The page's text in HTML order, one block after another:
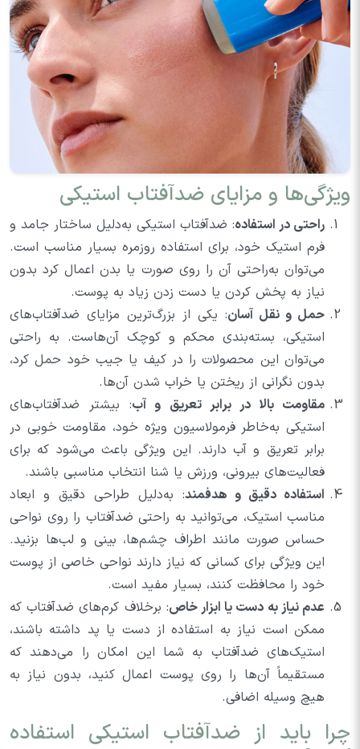
ویژگی‌ها و مزایای ضدآفتاب استیکی
راحتی در استفاده: ضدآفتاب استیکی به‌دلیل ساختار جامد و
فرم استیک خود، برای استفاده روزمره بسیار مناسب است.
می‌توان به‌راحتی آن را روی صورت یا بدن اعمال کرد بدون
نیاز به پخش کردن یا دست زدن زیاد به پوست.
حمل و نقل آسان: یکی از بزرگ‌ترین مزایای ضدآفتاب‌های
استیکی، بسته‌بندی محکم و کوچک آن‌هاست. به راحتی
می‌توان این محصولات را در کیف یا جیب خود حمل کرد،
بدون نگرانی از ریختن یا خراب شدن آن‌ها.
مقاومت بالا در برابر تعریق و آب: بیشتر ضدآفتاب‌های
استیکی به‌خاطر فرمولاسیون ویژه خود، مقاومت خوبی در
برابر تعریق و آب دارند. این ویژگی باعث می‌شود که برای
فعالیت‌های بیرونی، ورزش یا شنا انتخاب مناسبی باشند.
استفاده دقیق و هدفمند: به‌دلیل طراحی دقیق و ابعاد
مناسب استیک، می‌توانید به راحتی ضدآفتاب را روی نواحی
حساس صورت مانند اطراف چشم‌ها، بینی و لب‌ها بزنید.
این ویژگی برای کسانی که نیاز دارند نواحی خاصی از پوست
خود را محافظت کنند، بسیار مفید است.
عدم نیاز به دست یا ابزار خاص: برخلاف کرم‌های ضدآفتاب که
ممکن است نیاز به استفاده از دست یا پد داشته باشند،
استیک‌های ضدآفتاب به شما این امکان را می‌دهند که
مستقیماً آن‌ها را روی پوست اعمال کنید، بدون نیاز به
هیچ وسیله اضافی.
چرا باید از ضدآفتاب استیکی استفاده